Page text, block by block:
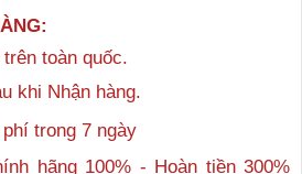
toàn quốc.
khi Nhận hàng.
trong 7 ngày
hãng 100% - Hoàn tiền 300%